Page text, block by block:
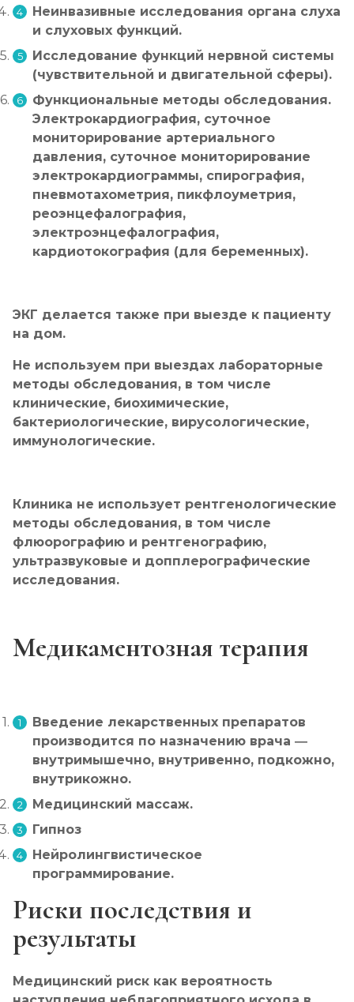
Неинвазивные исследования органа слуха
и слуховых функций.
Исследование функций нервной системы
(чувствительной и двигательной сферы).
Функциональные методы обследования.
Электрокардиография, суточное
мониторирование артериального
давления, суточное мониторирование
электрокардиограммы, спирография,
пневмотахометрия, пикфлоуметрия,
реоэнцефалография,
электроэнцефалография,
кардиотокография (для беременных).
ЭКГ делается также при выезде к пациенту
на дом.
Не используем при выездах лабораторные
методы обследования, в том числе
клинические, биохимические,
бактериологические, вирусологические,
иммунологические.
Клиника не использует рентгенологические
методы обследования, в том числе
флюорографию и рентгенографию,
ультразвуковые и допплерографические
исследования.
Медикаментозная терапия
Введение лекарственных препаратов
производится по назначению врача —
внутримышечно, внутривенно, подкожно,
внутрикожно.
Медицинский массаж.
Гипноз
Нейролингвистическое
программирование.
Риски последствия и
результаты
Медицинский риск как вероятность